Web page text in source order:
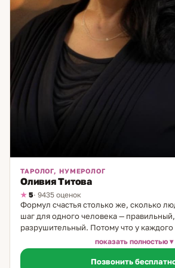
ТАРОЛОГ, НУМЕРОЛОГ
Оливия Титова
5· 9435 оценок
Формул счастья столько же, сколько
шаг для одного человека —
разрушительный. Потому что у каждого
когда её видишь — многое становится
и нумеролог с 19-летним опытом. Моя
большая медицинская династия. Но по
показать полностью
Позвонить